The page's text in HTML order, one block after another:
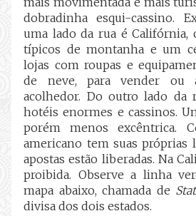
dobradinha esqui-cassino.
uma lado da rua é Califórnia,
típicos de montanha e um
lojas com roupas e
de neve, para vender ou
acolhedor. Do outro lado da
hotéis enormes e cassinos.
porém menos excêntrica.
americano tem suas próprias
apostas estão liberadas. Na
proibida. Observe a linha
mapa abaixo, chamada de
divisa dos dois estados.